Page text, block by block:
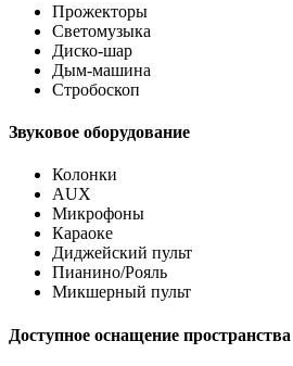
Прожекторы
Светомузыка
Диско-шар
Дым-машина
Стробоскоп
Звуковое оборудование
Колонки
AUX
Микрофоны
Караоке
Диджейский пульт
Пианино/Рояль
Микшерный пульт
Доступное оснащение пространства